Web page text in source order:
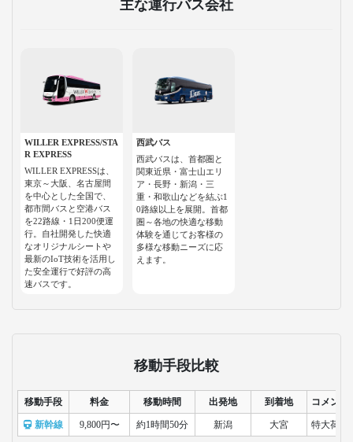
主な運行バス会社
WILLER EXPRESS/STA
R EXPRESS
WILLER EXPRESSは、
東京～大阪、名古屋間
を中心とした全国で、
都市間バスと空港バス
を22路線・1日200便運
行。自社開発した快適
なオリジナルシートや
最新のIoT技術を活用し
た安全運行で好評の高
速バスです。
西武バス
西武バスは、首都圏と
関東近県・富士山エリ
ア・長野・新潟・三
重・和歌山などを結ぶ1
0路線以上を展開。首都
圏～各地の快適な移動
体験を通じてお客様の
多様な移動ニーズに応
えます。
移動手段比較
移動手段 料金 移動時間 出発地 到着地 コメント
新幹線 9,800円〜 約1時間50分 新潟 大宮 特大荷物